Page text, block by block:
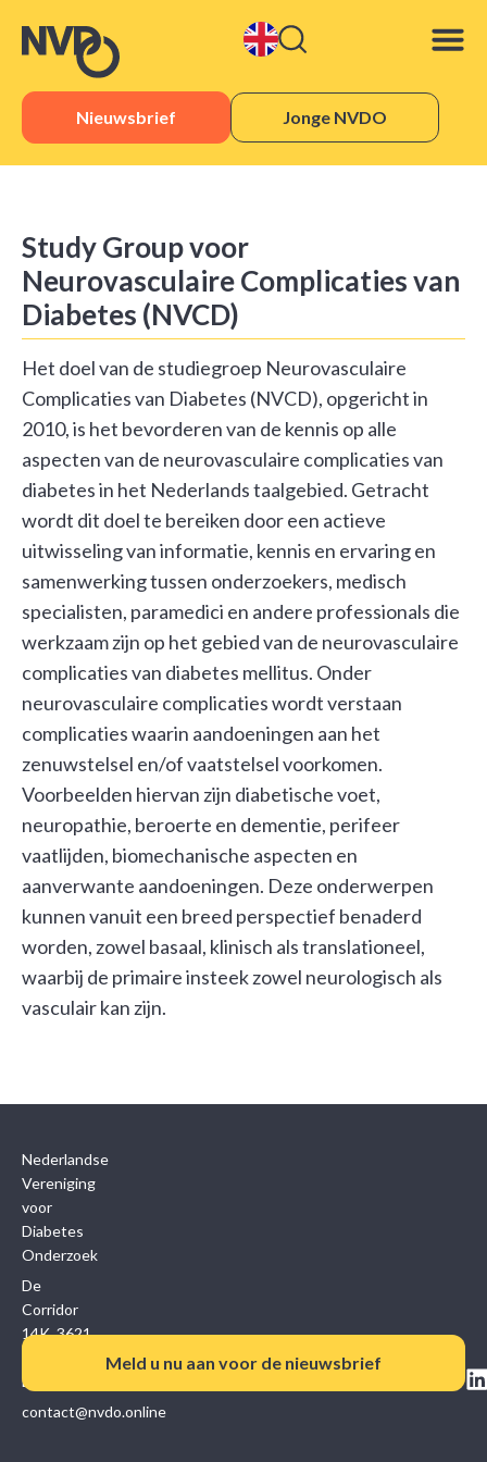
Nieuwsbrief Jonge NVDO
Study Group voor
Neurovasculaire Complicaties van
Diabetes (NVCD)
Het doel van de studiegroep Neurovasculaire
Complicaties van Diabetes (NVCD), opgericht in
2010, is het bevorderen van de kennis op alle
aspecten van de neurovasculaire complicaties van
diabetes in het Nederlands taalgebied. Getracht
wordt dit doel te bereiken door een actieve
uitwisseling van informatie, kennis en ervaring en
samenwerking tussen onderzoekers, medisch
specialisten, paramedici en andere professionals die
werkzaam zijn op het gebied van de neurovasculaire
complicaties van diabetes mellitus. Onder
neurovasculaire complicaties wordt verstaan
complicaties waarin aandoeningen aan het
zenuwstelsel en/of vaatstelsel voorkomen.
Voorbeelden hiervan zijn diabetische voet,
neuropathie, beroerte en dementie, perifeer
vaatlijden, biomechanische aspecten en
aanverwante aandoeningen. Deze onderwerpen
kunnen vanuit een breed perspectief benaderd
worden, zowel basaal, klinisch als translationeel,
waarbij de primaire insteek zowel neurologisch als
vasculair kan zijn.
Nederlandse
Vereniging
voor
Diabetes
Onderzoek
De
Corridor
14K, 3621
Breukelen
contact@nvdo.online
Meld u nu aan voor de nieuwsbrief